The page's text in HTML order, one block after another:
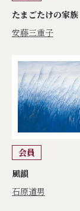
たまごたけの家族
安藤三重子
会員
風韻
石原道男